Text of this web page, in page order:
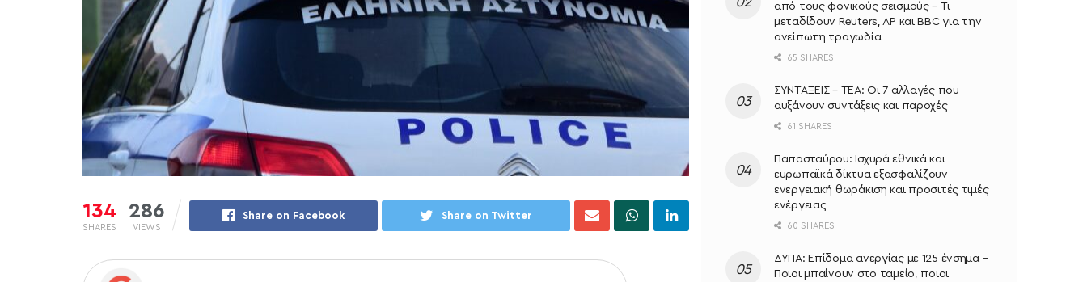
134
SHARES
286
VIEWS
Share on Facebook Share on Twitter
από τους φονικούς σεισμούς – Τι
μεταδίδουν Reuters, AP και BBC για την
ανείπωτη τραγωδία
65 SHARES
ΣΥΝΤΑΞΕΙΣ – ΤΕΑ: Οι 7 αλλαγές που
αυξάνουν συντάξεις και παροχές
61 SHARES
Παπασταύρου: Ισχυρά εθνικά και
ευρωπαϊκά δίκτυα εξασφαλίζουν
ενεργειακή θωράκιση και προσιτές τιμές
ενέργειας
60 SHARES
ΔΥΠΑ: Επίδομα ανεργίας με 125 ένσημα –
Ποιοι μπαίνουν στο ταμείο, ποιοι